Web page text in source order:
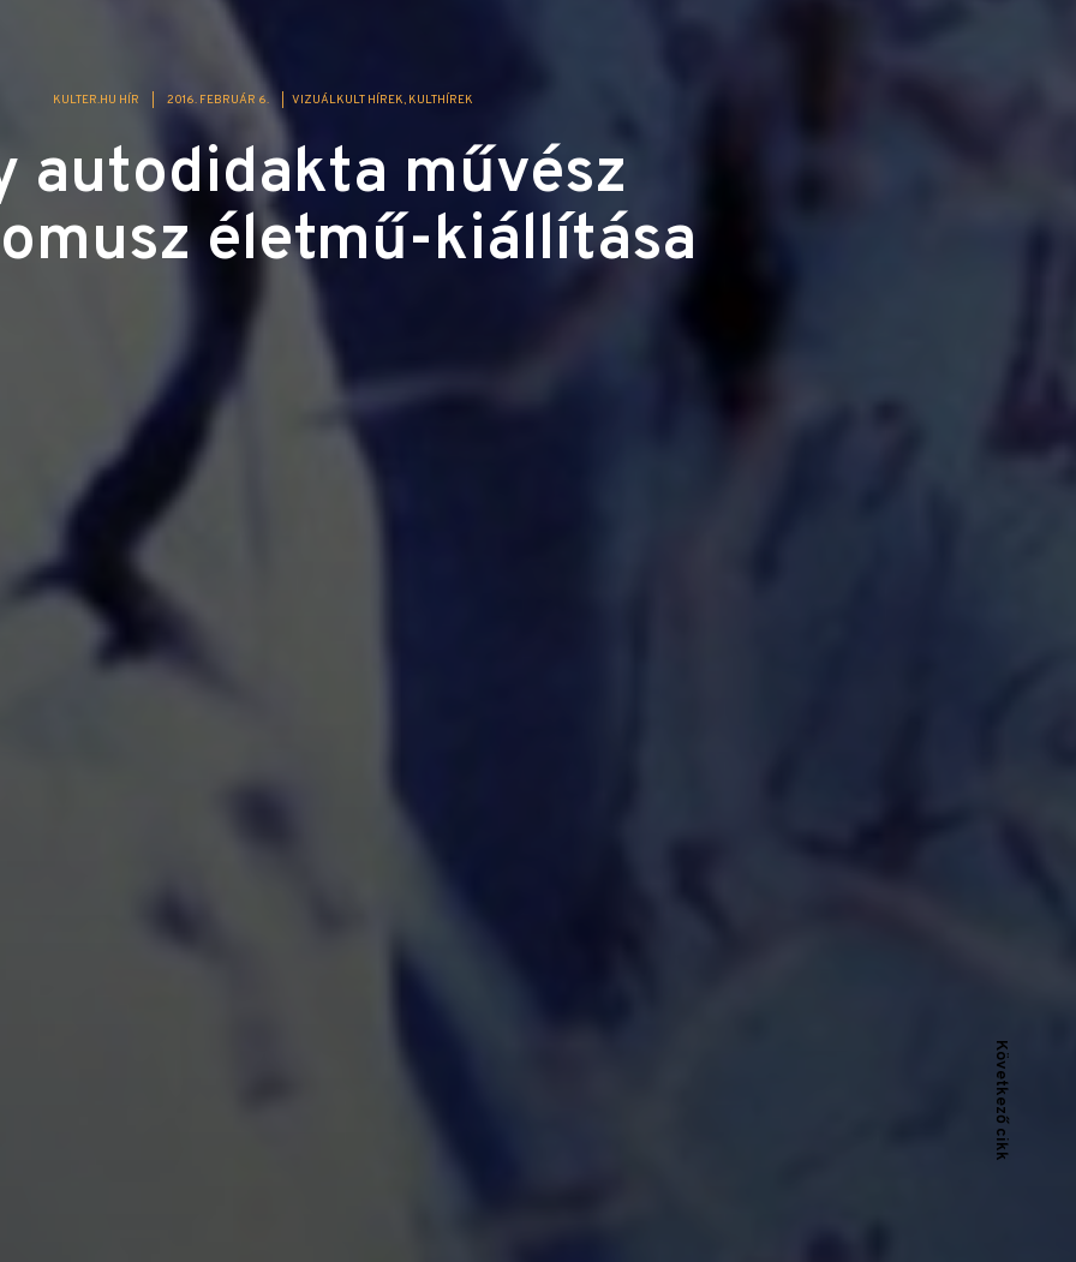
KULTER.HU HÍR 2016. FEBRUÁR 6. VIZUÁLKULT HÍREK KULTHÍREK
autodidakta művész
életmű-kiállítása
Következő cikk